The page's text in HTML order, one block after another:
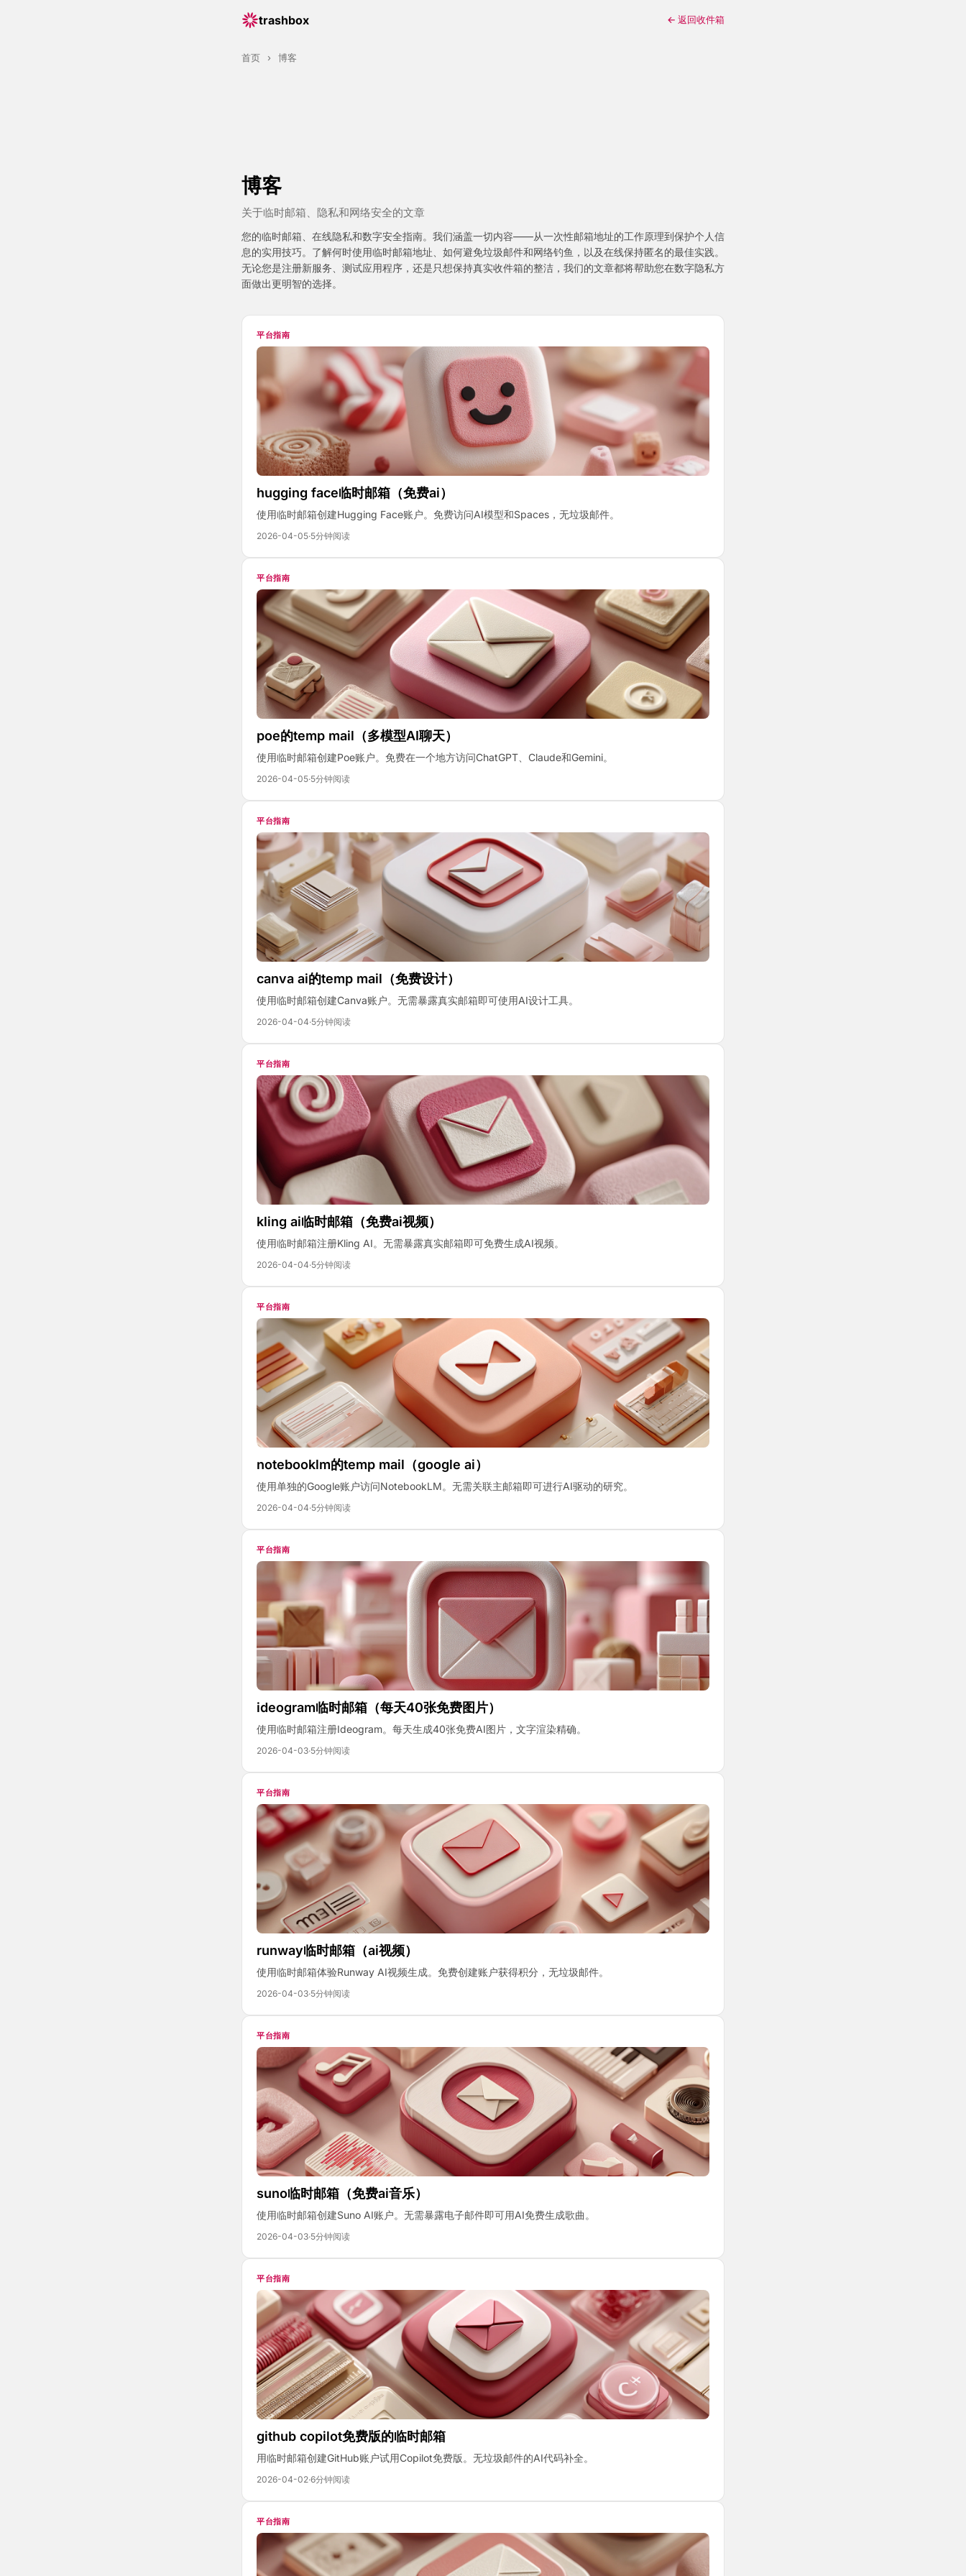
trashbox ← 返回收件箱
首页 › 博客
博客
关于临时邮箱、隐私和网络安全的文章
您的临时邮箱、在线隐私和数字安全指南。我们涵盖一切内容——从一次性邮箱地址的工作原理到保护个人信
息的实用技巧。了解何时使用临时邮箱地址、如何避免垃圾邮件和网络钓鱼，以及在线保持匿名的最佳实践。
无论您是注册新服务、测试应用程序，还是只想保持真实收件箱的整洁，我们的文章都将帮助您在数字隐私方
面做出更明智的选择。
平台指南
hugging face临时邮箱（免费ai）
使用临时邮箱创建Hugging Face账户。免费访问AI模型和Spaces，无垃圾邮件。
2026-04-05·5分钟阅读
平台指南
poe的temp mail（多模型AI聊天）
使用临时邮箱创建Poe账户。免费在一个地方访问ChatGPT、Claude和Gemini。
2026-04-05·5分钟阅读
平台指南
canva ai的temp mail（免费设计）
使用临时邮箱创建Canva账户。无需暴露真实邮箱即可使用AI设计工具。
2026-04-04·5分钟阅读
平台指南
kling ai临时邮箱（免费ai视频）
使用临时邮箱注册Kling AI。无需暴露真实邮箱即可免费生成AI视频。
2026-04-04·5分钟阅读
平台指南
notebooklm的temp mail（google ai）
使用单独的Google账户访问NotebookLM。无需关联主邮箱即可进行AI驱动的研究。
2026-04-04·5分钟阅读
平台指南
ideogram临时邮箱（每天40张免费图片）
使用临时邮箱注册Ideogram。每天生成40张免费AI图片，文字渲染精确。
2026-04-03·5分钟阅读
平台指南
runway临时邮箱（ai视频）
使用临时邮箱体验Runway AI视频生成。免费创建账户获得积分，无垃圾邮件。
2026-04-03·5分钟阅读
平台指南
suno临时邮箱（免费ai音乐）
使用临时邮箱创建Suno AI账户。无需暴露电子邮件即可用AI免费生成歌曲。
2026-04-03·5分钟阅读
平台指南
github copilot免费版的临时邮箱
用临时邮箱创建GitHub账户试用Copilot免费版。无垃圾邮件的AI代码补全。
2026-04-02·6分钟阅读
平台指南